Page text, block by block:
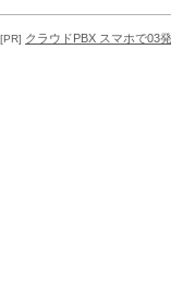
[PR] クラウドPBX スマホで03